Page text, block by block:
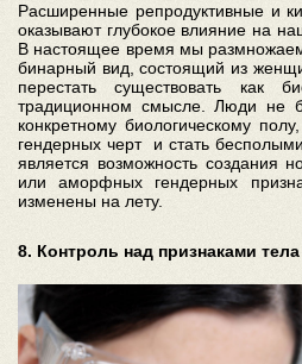
Расширенные репродуктивные и
оказывают глубокое влияние на
В настоящее время мы
бинарный вид, состоящий из
перестать существовать как
традиционном смысле. Люди не
конкретному биологическому
гендерных черт и стать
является возможность создания
или аморфных гендерных
изменены на лету.
8. Контроль над признаками тела